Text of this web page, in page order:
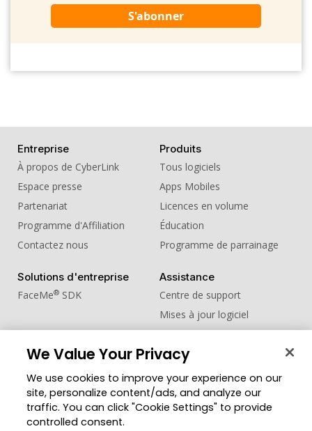
S'abonner
Entreprise
À propos de CyberLink
Espace presse
Partenariat
Programme d'Affiliation
Contactez nous
Produits
Tous logiciels
Apps Mobiles
Licences en volume
Éducation
Programme de parrainage
Solutions d'entreprise
FaceMe® SDK
Assistance
Centre de support
Mises à jour logiciel
Centre d'apprentissage
Zone des Membres
Blog
Changer de région
We Value Your Privacy
We use cookies to improve your experience on our
site, personalize content/ads, and analyze our
traffic. You can click "Cookie Settings" to provide
controlled consent.